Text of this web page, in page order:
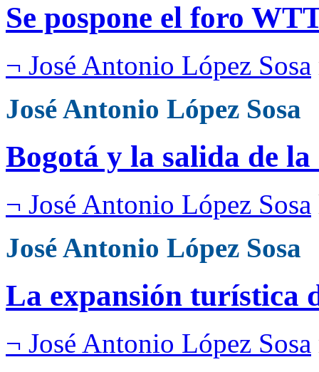
Se pospone el foro
¬ José Antonio López Sosa
José Antonio López Sosa
Bogotá y la salida de
¬ José Antonio López Sosa
José Antonio López Sosa
La expansión turística
¬ José Antonio López Sosa